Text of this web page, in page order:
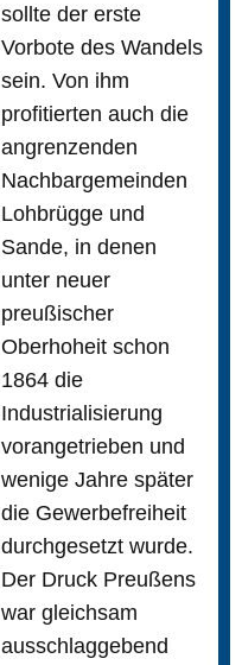
sollte der erste
Vorbote des Wandels
sein. Von ihm
profitierten auch die
angrenzenden
Nachbargemeinden
Lohbrügge und
Sande, in denen
unter neuer
preußischer
Oberhoheit schon
1864 die
Industrialisierung
vorangetrieben und
wenige Jahre später
die Gewerbefreiheit
durchgesetzt wurde.
Der Druck Preußens
war gleichsam
ausschlaggebend